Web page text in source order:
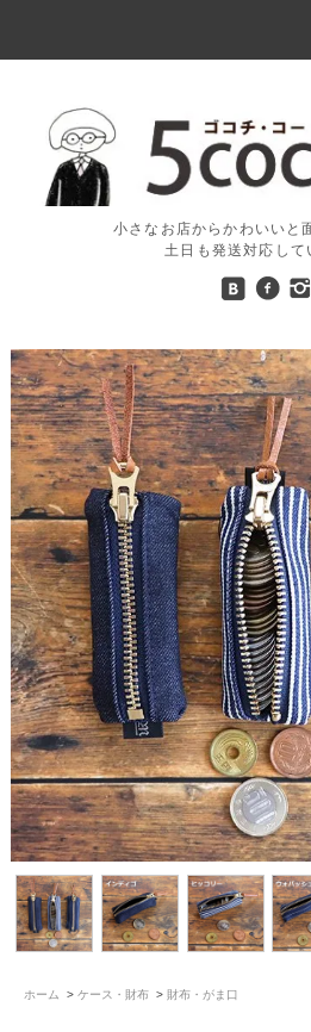
小さなお店からかわいいと
土日も発送対応して
ホーム > ケース・財布 > 財布・がま口